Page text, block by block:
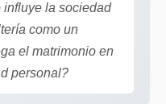
influye la sociedad
como un
el matrimonio en
personal?